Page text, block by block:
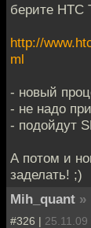
берите HTC
http://
ml
- новый
- не надо
- подойдут
А потом и
заделать! ;)
Mih_quant »
#326 | 25.11.09